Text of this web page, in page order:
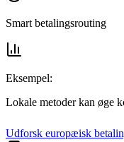
Smart betalingsrouting
Eksempel:
Lokale metoder kan øge
Udforsk europæisk